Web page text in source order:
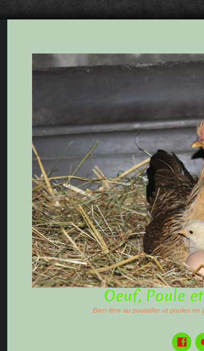
Oeuf, Poule
Bien-être au poulailler et poules en